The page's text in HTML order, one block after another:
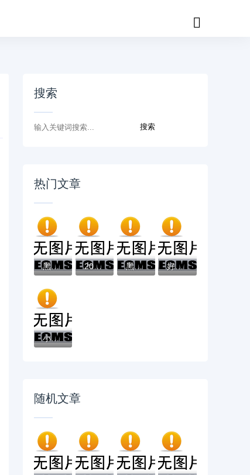
搜索
热门文章
黑户有逾期哪里能借到钱啊急用！看这5个黑户... 2025不看征信负债的网贷百分百下款，最新5个... 黑户能下款的app口子有哪些？今天带来10款黑... 好分期哪个口子好下款？老哥实测避坑贷款平...
小辉贷容易下款吗就选这7个4千元黑户无条件...
随机文章